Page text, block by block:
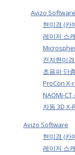
Avizo Software
현미경 (카
레이저 스
전자현미
초음파 단
ProCon X-
NAOMi-CT
자동 3D X-
Avizo Software
현미경 (카
레이저 스